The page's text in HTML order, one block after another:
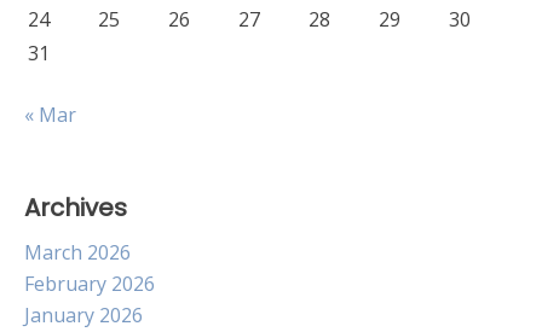
24
25 26 27 28 29
30
31
« Mar
Archives
March 2026
February 2026
January 2026